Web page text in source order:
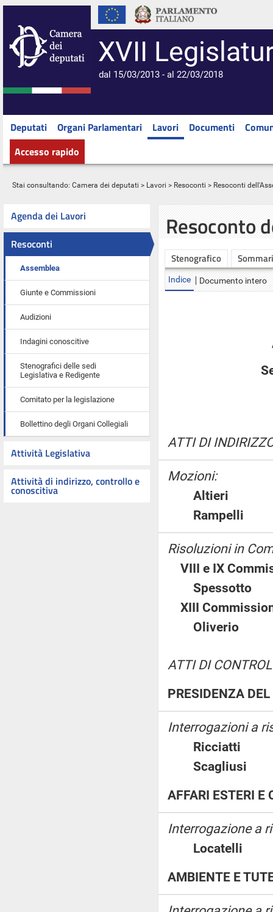
XVII
dal 15/03/2013 - al 22/03/2018
Deputati Organi Parlamentari Lavori Documenti
Accesso rapido
Stai consultando: Camera dei deputati > Lavori > Resoconti > Resoconti
Agenda dei Lavori
Resoconti
Assemblea
Giunte e Commissioni
Audizioni
Indagini conoscitive
Stenografici delle sedi
Legislativa e Redigente
Comitato per la legislazione
Bollettino degli Organi Collegiali
Attività Legislativa
Attività di indirizzo, controllo e
conoscitiva
Resoconto
Stenografico
Indice Documento intero
ATTI DI
Mozioni:
Altieri
Rampelli
Risoluzioni in
VIII e IX
XIII
Oliverio
ATTI DI
PRESIDENZA
Interrogazioni a
Ricciatti
Scagliusi
AFFARI ESTERI E
Interrogazione a
Locatelli
AMBIENTE E